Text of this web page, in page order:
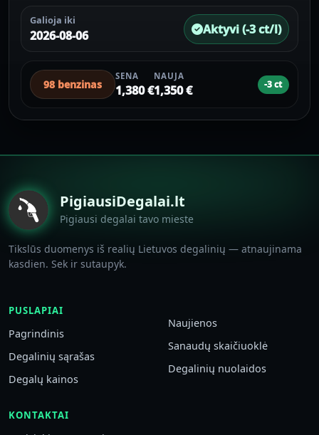
Galioja iki
2026-08-06 Aktyvi (-3 ct/l)
98 benzinas
SENA
1,380 €
NAUJA
1,350 € -3 ct
PigiausiDegalai.lt
Pigiausi degalai tavo mieste
Tikslūs duomenys iš realių Lietuvos degalinių — atnaujinama
kasdien. Sek ir sutaupyk.
PUSLAPIAI
Pagrindinis
Degalinių sąrašas
Degalų kainos
Naujienos
Sanaudų skaičiuoklė
Degalinių nuolaidos
KONTAKTAI